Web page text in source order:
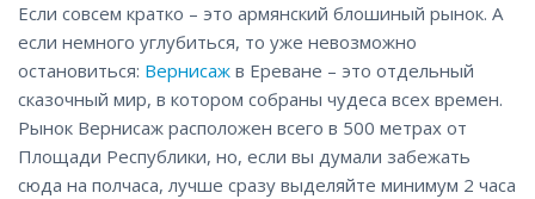
Если совсем кратко – это армянский блошиный рынок. А
если немного углубиться, то уже невозможно
остановиться: Вернисаж в Ереване – это отдельный
сказочный мир, в котором собраны чудеса всех времен.
Рынок Вернисаж расположен всего в 500 метрах от
Площади Республики, но, если вы думали забежать
сюда на полчаса, лучше сразу выделяйте минимум 2 часа